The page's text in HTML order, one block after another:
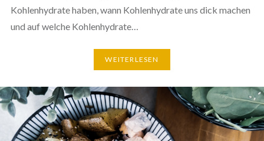
Kohlenhydrate haben, wann Kohlenhydrate uns dick machen
und auf welche Kohlenhydrate…
WEITERLESEN